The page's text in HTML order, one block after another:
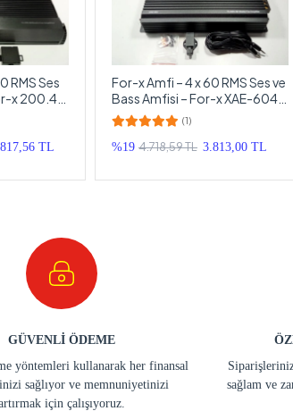
RMS Ses
x 200.4
TL
For-x Amfi – 4 x 60 RMS Ses ve
Bass Amfisi – For-x XAE-604
AB Class Oto Anfi
(1)
%19 4.718,59 TL 3.813,00 TL
GÜVENLİ ÖDEME
yöntemleri kullanarak her finansal
sağlıyor ve memnuniyetinizi
için çalışıyoruz.
sağlam ve